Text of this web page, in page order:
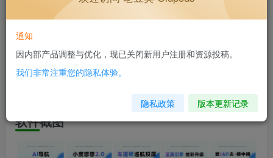
软件信息
兼容版本：安卓7.1+
软件截图
通知
因内部产品调整与优化，现已关闭新用户注册和资源投稿。
我们非常注重您的隐私体验。
隐私政策 版本更新记录